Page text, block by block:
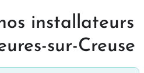
installateurs
sur-Creuse